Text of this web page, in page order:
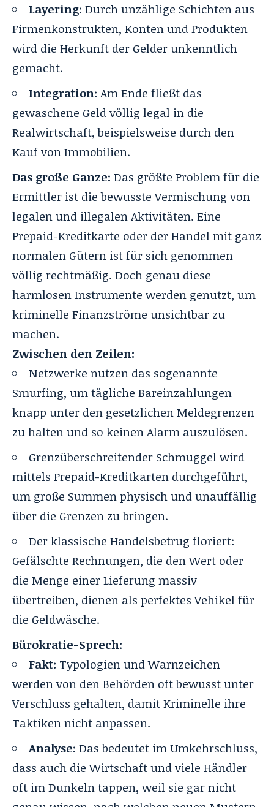
Layering: Durch unzählige Schichten aus
Firmenkonstrukten, Konten und Produkten
wird die Herkunft der Gelder unkenntlich
gemacht.
Integration: Am Ende fließt das
gewaschene Geld völlig legal in die
Realwirtschaft, beispielsweise durch den
Kauf von Immobilien.
Das große Ganze: Das größte Problem für die
Ermittler ist die bewusste Vermischung von
legalen und illegalen Aktivitäten. Eine
Prepaid-Kreditkarte oder der Handel mit ganz
normalen Gütern ist für sich genommen
völlig rechtmäßig. Doch genau diese
harmlosen Instrumente werden genutzt, um
kriminelle Finanzströme unsichtbar zu
machen.
Zwischen den Zeilen:
Netzwerke nutzen das sogenannte
Smurfing, um tägliche Bareinzahlungen
knapp unter den gesetzlichen Meldegrenzen
zu halten und so keinen Alarm auszulösen.
Grenzüberschreitender Schmuggel wird
mittels Prepaid-Kreditkarten durchgeführt,
um große Summen physisch und unauffällig
über die Grenzen zu bringen.
Der klassische Handelsbetrug floriert:
Gefälschte Rechnungen, die den Wert oder
die Menge einer Lieferung massiv
übertreiben, dienen als perfektes Vehikel für
die Geldwäsche.
Bürokratie-Sprech:
Fakt: Typologien und Warnzeichen
werden von den Behörden oft bewusst unter
Verschluss gehalten, damit Kriminelle ihre
Taktiken nicht anpassen.
Analyse: Das bedeutet im Umkehrschluss,
dass auch die Wirtschaft und viele Händler
oft im Dunkeln tappen, weil sie gar nicht